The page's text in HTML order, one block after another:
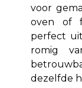
voor
oven of
perfect
romig
dezelfde